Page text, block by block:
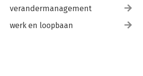
verandermanagement
werk en loopbaan